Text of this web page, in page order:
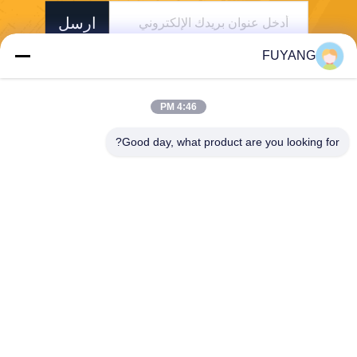
ارسل
Shenzhen FUYANG Technology Group Co.
FUYANG
4:46 PM
Good day, what product are you looking for?